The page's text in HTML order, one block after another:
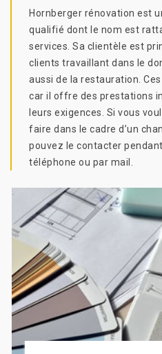
Hornberger rénovation est
qualifié dont le nom est
services. Sa clientèle est
clients travaillant dans le
aussi de la restauration.
car il offre des prestations
leurs exigences. Si vous
faire dans le cadre d’un
pouvez le contacter
téléphone ou par mail.